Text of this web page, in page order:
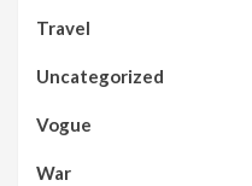
Travel
Uncategorized
Vogue
War